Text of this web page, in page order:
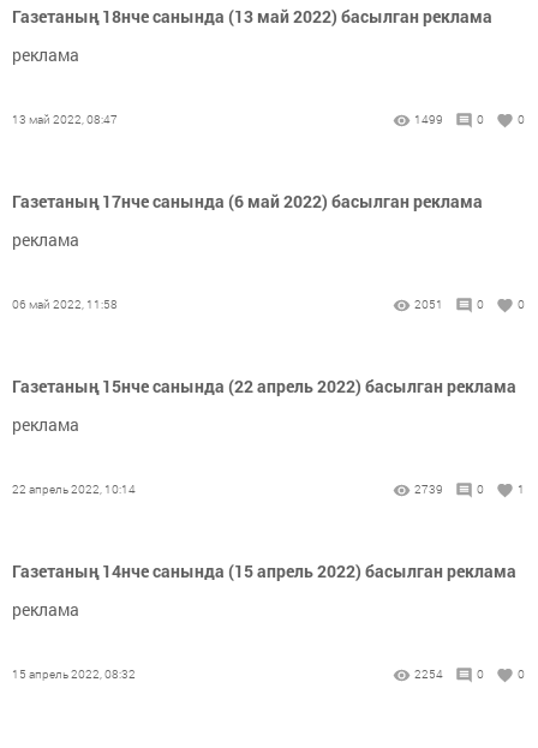
Газетаның 18нче санында (13 май 2022) басылган реклама
реклама
13 май 2022, 08:47 1499 0 0
Газетаның 17нче санында (6 май 2022) басылган реклама
реклама
06 май 2022, 11:58 2051 0 0
Газетаның 15нче санында (22 апрель 2022) басылган реклама
реклама
22 апрель 2022, 10:14 2739 0 1
Газетаның 14нче санында (15 апрель 2022) басылган реклама
реклама
15 апрель 2022, 08:32 2254 0 0